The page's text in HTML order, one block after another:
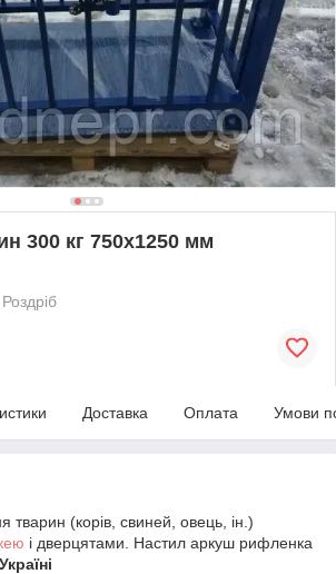
300 кг 750х1250 мм
Роздріб
Доставка Оплата Умови
тварин (корів, свиней, овець, ін.)
і дверцятами. Настил аркуш рифленка